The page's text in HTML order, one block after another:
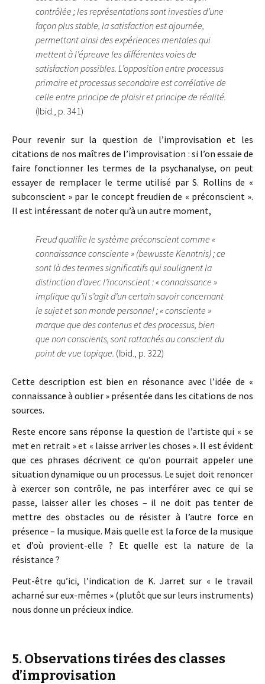
contrôlée ; les représentations sont investies d’une
façon plus stable, la satisfaction est ajournée,
permettant ainsi des expériences mentales qui
mettent à l’épreuve les différentes voies de
satisfaction possibles. L’opposition entre processus
primaire et processus secondaire est corrélative de
celle entre principe de plaisir et principe de réalité.
(Ibid., p. 341)
Pour revenir sur la question de l’improvisation et les
citations de nos maîtres de l’improvisation : si l’on essaie de
faire fonctionner les termes de la psychanalyse, on peut
essayer de remplacer le terme utilisé par S. Rollins de «
subconscient » par le concept freudien de « préconscient ».
Il est intéressant de noter qu’à un autre moment,
Freud qualifie le système préconscient comme «
connaissance consciente » (bewusste Kenntnis) ; ce
sont là des termes significatifs qui soulignent la
distinction d’avec l’inconscient : « connaissance »
implique qu’il s’agit d’un certain savoir concernant
le sujet et son monde personnel ; « consciente »
marque que des contenus et des processus, bien
que non conscients, sont rattachés au conscient du
point de vue topique. (Ibid., p. 322)
Cette description est bien en résonance avec l’idée de «
connaissance à oublier » présentée dans les citations de nos
sources.
Reste encore sans réponse la question de l’artiste qui « se
met en retrait » et « laisse arriver les choses ». Il est évident
que ces phrases décrivent ce qu’on pourrait appeler une
situation dynamique ou un processus. Le sujet doit renoncer
à exercer son contrôle, ne pas interférer avec ce qui se
passe, laisser aller les choses – il ne doit pas tenter de
mettre des obstacles ou de résister à l’autre force en
présence – la musique. Mais quelle est la force de la musique
et d’où provient-elle ? Et quelle est la nature de la
résistance ?
Peut-être qu’ici, l’indication de K. Jarret sur « le travail
acharné sur eux-mêmes » (plutôt que sur leurs instruments)
nous donne un précieux indice.
5. Observations tirées des classes
d’improvisation